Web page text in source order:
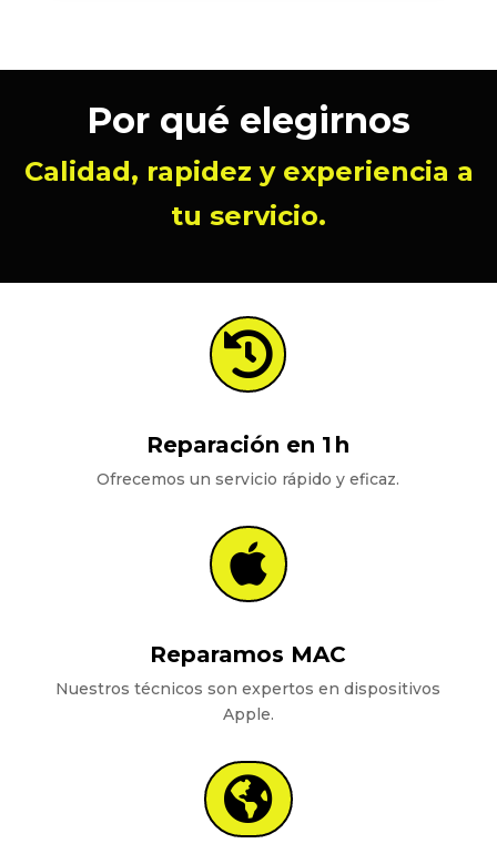
Por qué elegirnos
Calidad, rapidez y experiencia a
tu servicio.

Reparación en 1 h
Ofrecemos un servicio rápido y eficaz.

Reparamos MAC
Nuestros técnicos son expertos en dispositivos
Apple.
